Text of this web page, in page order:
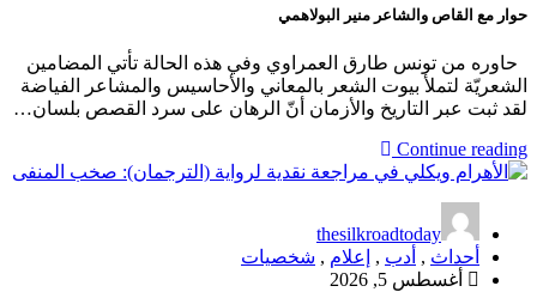
حوار مع القاص والشاعر منير البولاهمي
حاوره من تونس طارق العمراوي وفي هذه الحالة تأتي المضامين
الشعريّة لتملأ بيوت الشعر بالمعاني والأحاسيس والمشاعر الفياضة
لقد ثبت عبر التاريخ والأزمان أنّ الرهان على سرد القصص بلسان…
Continue reading
thesilkroadtoday
أحداث , أدب , إعلام , شخصيات
أغسطس 5, 2026